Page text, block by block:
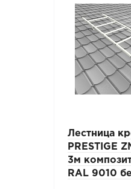
Лестница
PRESTIGE
3м
RAL 9010